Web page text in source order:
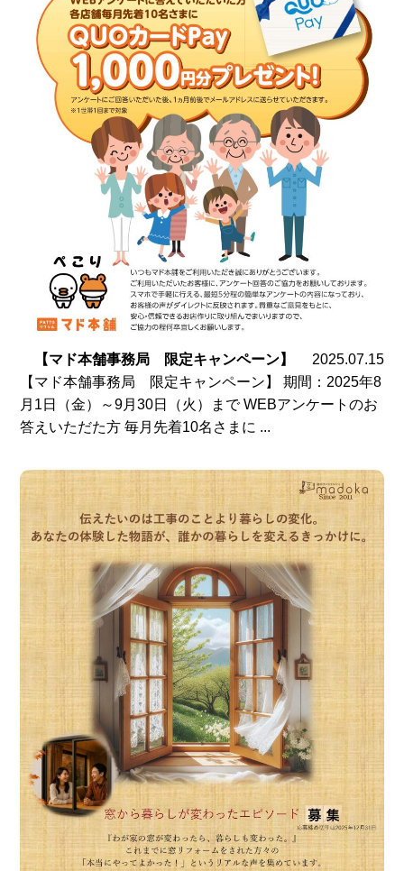
【マド本舗事務局 限定キャンペーン】
2025.07.15
【マド本舗事務局 限定キャンペーン】 期間：2025年8
月1日（金）～9月30日（火）まで WEBアンケートのお
答えいただた方 毎月先着10名さまに ...